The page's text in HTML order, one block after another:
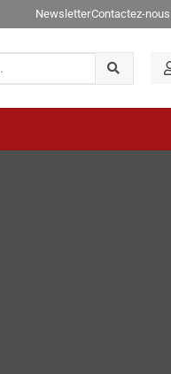
NewsletterContactez-nous